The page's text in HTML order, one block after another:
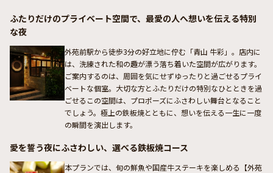
ふたりだけのプライベート空間で、最愛の人へ想いを伝える特別
な夜
外苑前駅から徒歩3分の好立地に佇む「青山 牛彩」。店内に
は、洗練された和の趣が漂う落ち着いた空間が広がります。
ご案内するのは、周囲を気にせずゆったりと過ごせるプライ
ベートな個室。大切な方とふたりだけの特別なひとときを過
ごせるこの空間は、プロポーズにふさわしい舞台となること
でしょう。極上の鉄板焼とともに、想いを伝える一生に一度
の瞬間を演出します。
愛を誓う夜にふさわしい、選べる鉄板焼コース
本プランでは、旬の鮮魚や国産牛ステーキを楽しめる【外苑